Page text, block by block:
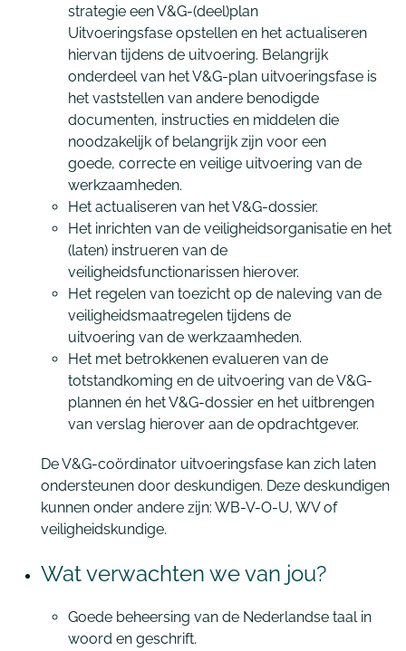
strategie een V&G-(deel)plan
Uitvoeringsfase opstellen en het actualiseren
hiervan tijdens de uitvoering. Belangrijk
onderdeel van het V&G-plan uitvoeringsfase is
het vaststellen van andere benodigde
documenten, instructies en middelen die
noodzakelijk of belangrijk zijn voor een
goede, correcte en veilige uitvoering van de
werkzaamheden.
Het actualiseren van het V&G-dossier.
Het inrichten van de veiligheidsorganisatie en het
(laten) instrueren van de
veiligheidsfunctionarissen hierover.
Het regelen van toezicht op de naleving van de
veiligheidsmaatregelen tijdens de
uitvoering van de werkzaamheden.
Het met betrokkenen evalueren van de
totstandkoming en de uitvoering van de V&G-
plannen én het V&G-dossier en het uitbrengen
van verslag hierover aan de opdrachtgever.
De V&G-coördinator uitvoeringsfase kan zich laten
ondersteunen door deskundigen. Deze deskundigen
kunnen onder andere zijn: WB-V-O-U, WV of
veiligheidskundige.
Wat verwachten we van jou?
Goede beheersing van de Nederlandse taal in
woord en geschrift.